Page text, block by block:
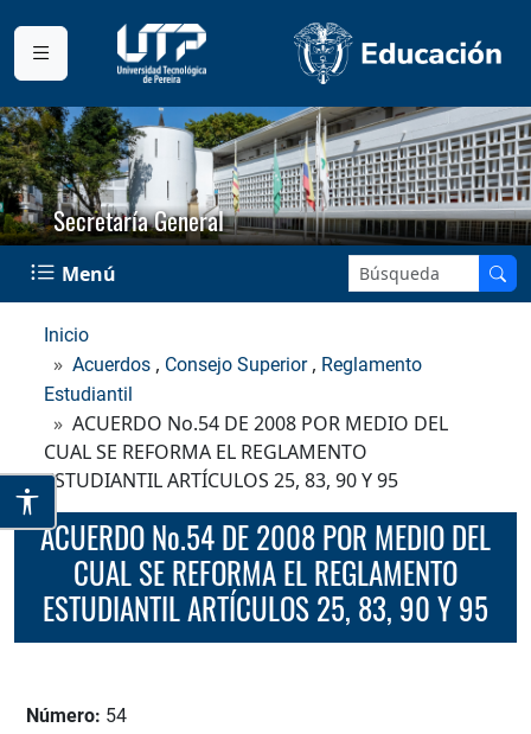
Secretaría General
Menú Buscar en el sitio:
Inicio
Acuerdos , Consejo Superior, Reglamento
Estudiantil
ACUERDO No.54 DE 2008 POR MEDIO DEL
CUAL SE REFORMA EL REGLAMENTO
ESTUDIANTIL ARTÍCULOS 25, 83, 90 Y 95
ACUERDO No.54 DE 2008 POR MEDIO DEL
CUAL SE REFORMA EL REGLAMENTO
ESTUDIANTIL ARTÍCULOS 25, 83, 90 Y 95
Número: 54